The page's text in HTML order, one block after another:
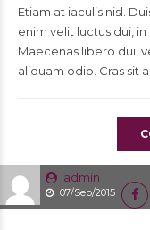
admin
07/Sep/2015
Etiam at iaculis nisl.
enim velit luctus dui,
Maecenas libero dui,
aliquam odio. Cras sit